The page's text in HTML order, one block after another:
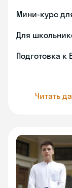
Мини-курс
Для
Подготовка к
Читать